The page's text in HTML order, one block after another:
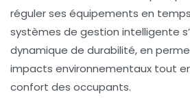
réguler ses équipements en temps
systèmes de gestion intelligente
dynamique de durabilité, en
impacts environnementaux tout
confort des occupants.